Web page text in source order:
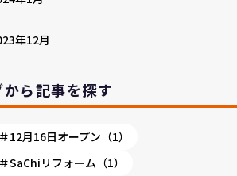
年12月
から記事を探す
12月16日オープン（1）
SaChiリフォーム（1）